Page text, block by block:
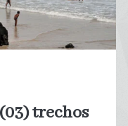
trechos